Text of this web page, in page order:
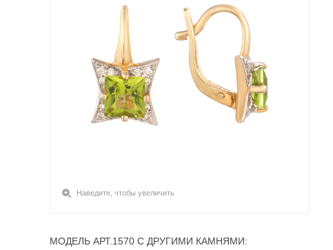
Наведите, чтобы увеличить
МОДЕЛЬ АРТ.1570 С ДРУГИМИ КАМНЯМИ: